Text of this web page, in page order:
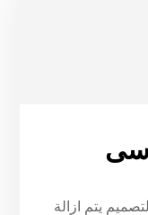
يتم ازالة